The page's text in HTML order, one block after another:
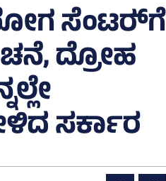
ಸೆಂಟರ್‍‌ಗೆ
ದ್ರೋಹ
ಸರ್ಕಾರ